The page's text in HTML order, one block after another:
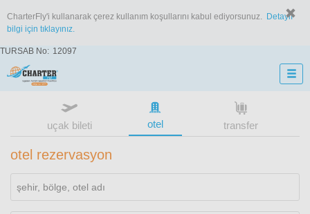
CharterFly'i kullanarak çerez kullanım koşullarını kabul ediyorsunuz.
Detaylı
bilgi için tıklayınız.
TURSAB No: 12097
uçak bileti otel transfer
otel rezervasyon